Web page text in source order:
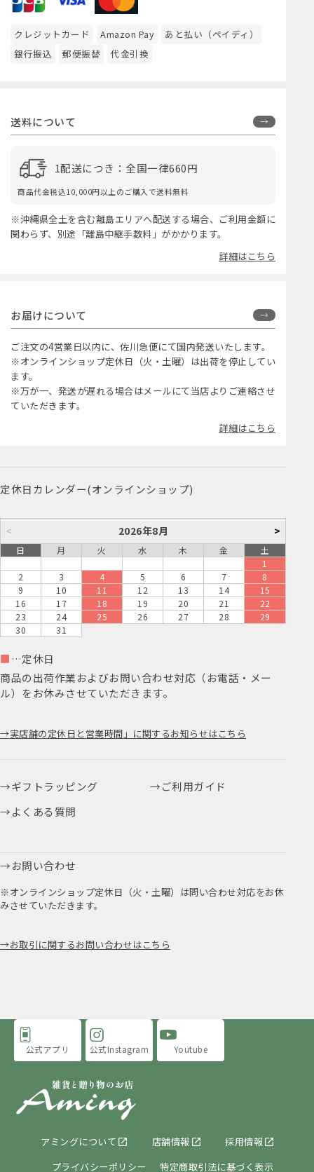
クレジットカード Amazon Pay
あと払い（ペイディ）
銀行振込
郵便振替 代金引換
送料について
1配送につき：全国一律660円
商品代金税込10,000円以上のご購入で送料無料
※沖縄県全土を含む離島エリアへ配送する場合、ご利用金額に
関わらず、別途「離島中継手数料」がかかります。
詳細はこちら
お届けについて
ご注文の4営業日以内に、佐川急便にて国内発送いたします。
※オンラインショップ定休日（火・土曜）は出荷を停止してい
ます。
※万が一、発送が遅れる場合はメールにて当店よりご連絡させ
ていただきます。
詳細はこちら
定休日カレンダー(オンラインショップ)
< 2026年8月 >
日 月 火 水 木 金
土
1
2
3 4 5 6 7
8
9
10 11 12 13 14
15
16
17 18 19 20 21
22
23
24 25 26 27 28
29
30
31
■ …定休日
商品の出荷作業およびお問い合わせ対応（お電話・メー
ル）をお休みさせていただきます。
実店舗の定休日と営業時間」に関するお知らせはこちら
ギフトラッピング
ご利用ガイド
よくある質問
お問い合わせ
※オンラインショップ定休日（火・土曜）は問い合わせ対応をお休
みさせていただきます。
お取引に関するお問い合わせはこちら
アミングについて 店舗情報
採用情報
プライバシーポリシー
特定商取引法に基づく表示
公式アプリ 公式Instagram Youtube